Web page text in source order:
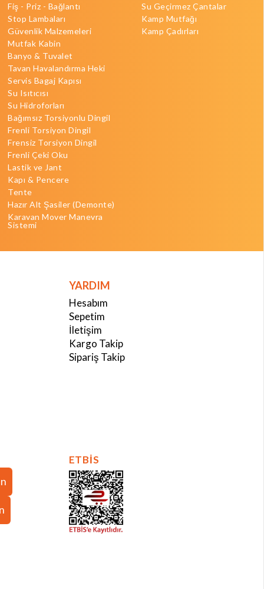
Fiş - Priz - Bağlantı
Stop Lambaları
Güvenlik Malzemeleri
Mutfak Kabin
Banyo & Tuvalet
Tavan Havalandırma Heki
Servis Bagaj Kapısı
Su Isıtıcısı
Su Hidroforları
Bağımsız Torsiyonlu Dingil
Frenli Torsiyon Dingil
Frensiz Torsiyon Dingil
Frenli Çeki Oku
Lastik ve Jant
Kapı & Pencere
Tente
Hazır Alt Şasiler (Demonte)
Karavan Mover Manevra
Sistemi
Su Geçirmez Çantalar
Kamp Mutfağı
Kamp Çadırları
YARDIM
Hesabım
Sepetim
İletişim
Kargo Takip
Sipariş Takip
ETBİS